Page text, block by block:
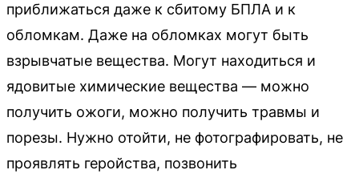
приближаться даже к сбитому БПЛА и к
обломкам. Даже на обломках могут быть
взрывчатые вещества. Могут находиться и
ядовитые химические вещества — можно
получить ожоги, можно получить травмы и
порезы. Нужно отойти, не фотографировать, не
проявлять геройства, позвонить